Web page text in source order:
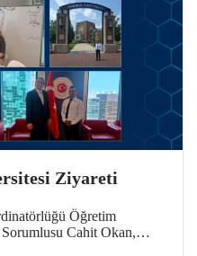
Ziyareti
Öğretim
Cahit Okan,